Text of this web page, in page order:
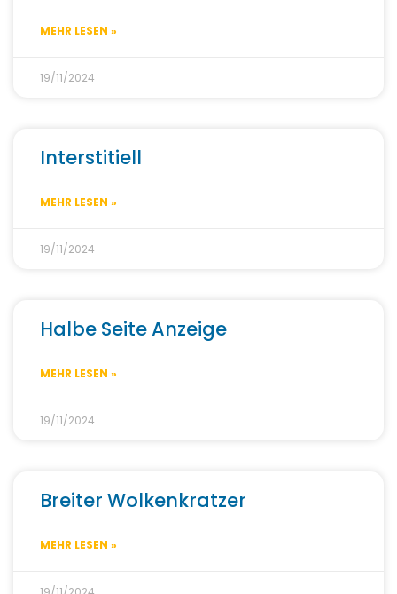
MEHR LESEN »
19/11/2024
Interstitiell
MEHR LESEN »
19/11/2024
Halbe Seite Anzeige
MEHR LESEN »
19/11/2024
Breiter Wolkenkratzer
MEHR LESEN »